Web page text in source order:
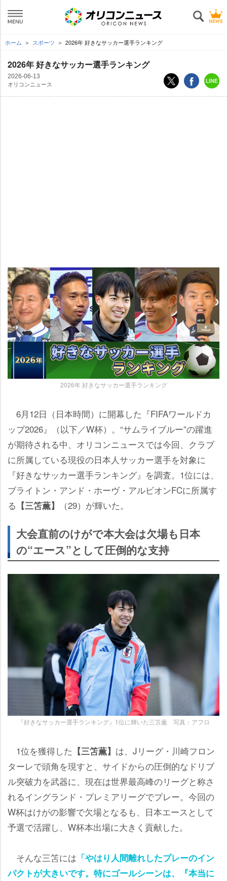
ホーム スポーツ 2026年 好きなサッカー選手ランキング
2026年 好きなサッカー選手ランキング
2026-06-13
オリコンニュース
2026年 好きなサッカー選手ランキング
6月12日（日本時間）に開幕した『FIFAワールドカ
ップ2026』（以下／W杯）。“サムライブルー”の躍進
が期待される中、オリコンニュースでは今回、クラブ
に所属している現役の日本人サッカー選手を対象に
『好きなサッカー選手ランキング』を調査。1位には、
ブライトン・アンド・ホーヴ・アルビオンFCに所属す
る 【三笘薫】 （29）が輝いた。
大会直前のけがで本大会は欠場も日本
の“エース”として圧倒的な支持
『好きなサッカー選手ランキング』1位に輝いた三笘薫 写真：アフロ
1位を獲得した 【三笘薫】 は、Jリーグ・川崎フロン
ターレで頭角を現すと、サイドからの圧倒的なドリブ
ル突破力を武器に、現在は世界最高峰のリーグと称さ
れるイングランド・プレミアリーグでプレー。今回の
W杯はけがの影響で欠場となるも、日本エースとして
予選で活躍し、W杯本出場に大きく貢献した。
そんな三笘には 「やはり人間離れしたプレーのイン
パクトが大きいです。特にゴールシーンは、『本当に